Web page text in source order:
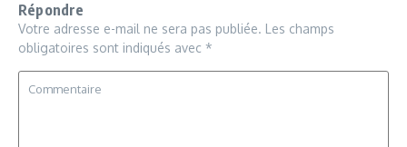
Répondre
Votre adresse e-mail ne sera pas publiée. Les champs
obligatoires sont indiqués avec *